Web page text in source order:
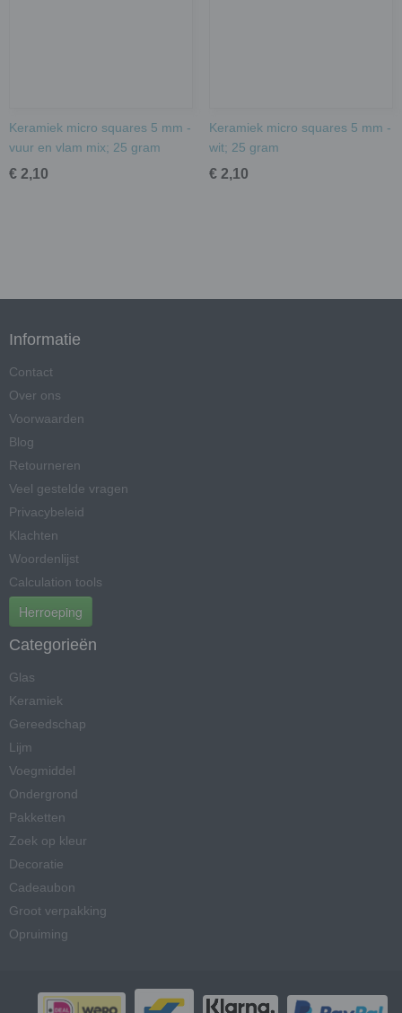
Keramiek micro squares 5 mm -
vuur en vlam mix; 25 gram
€ 2,10
Keramiek micro squares 5 mm -
wit; 25 gram
€ 2,10
Informatie
Contact
Over ons
Voorwaarden
Blog
Retourneren
Veel gestelde vragen
Privacybeleid
Klachten
Woordenlijst
Calculation tools
Herroeping
Categorieën
Glas
Keramiek
Gereedschap
Lijm
Voegmiddel
Ondergrond
Pakketten
Zoek op kleur
Decoratie
Cadeaubon
Groot verpakking
Opruiming